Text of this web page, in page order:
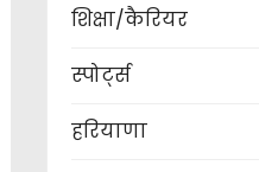
शिक्षा/कैरियर
स्पोर्ट्स
हरियाणा